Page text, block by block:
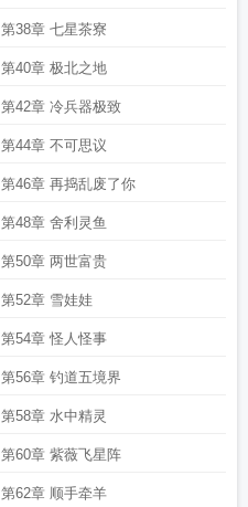
第38章 七星茶寮
第40章 极北之地
第42章 冷兵器极致
第44章 不可思议
第46章 再捣乱废了你
第48章 舍利灵鱼
第50章 两世富贵
第52章 雪娃娃
第54章 怪人怪事
第56章 钓道五境界
第58章 水中精灵
第60章 紫薇飞星阵
第62章 顺手牵羊